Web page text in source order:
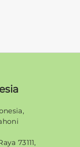
73111,